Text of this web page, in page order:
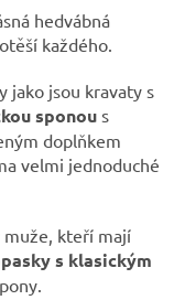
hedvábná
každého.
jako jsou kravaty s
sponou s
doplňkem
velmi jednoduché
muže, kteří mají
s klasickým